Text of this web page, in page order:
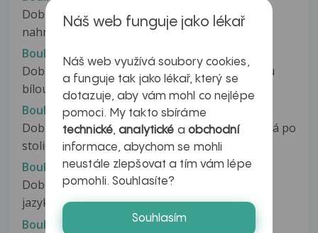
Dobrý den, u vstupu do konečníku jsem si
nahmatala malou bouličku. Je spíše...
Boulička u konečníku
Dobrý den, před 7 dny jsem si nahmatala malou
bílou bouličku cca 1 cm od konečníku....
Boulička u konečníku
Dobrý den, už několik let - od porodu - mi vylézá po
stolici nebo při koupeli...
Boulička u kořene jazyka
Dobrý den, dnes jsem si nahmatala náhodou
jazykem bulku v ditině ústní. Umístění...
Boulička u kořene penisu
Náš web funguje jako lékař
Náš web využívá soubory cookies,
a funguje tak jako lékař, který se
dotazuje, aby vám mohl co nejlépe
pomoci. My takto sbíráme
technické,analytické a obchodní
informace, abychom se mohli
neustále zlepšovat a tím vám lépe
pomohli. Souhlasíte?
Souhlasím